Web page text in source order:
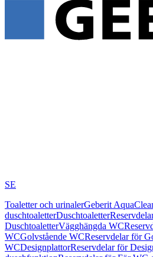
SE
Toaletter och urinalerGeberit
duschtoaletterDuschtoaletter
DuschtoaletterVägghängda WC
WCGolvstående WCReservdelar för
WCDesignplattorReservdelar för